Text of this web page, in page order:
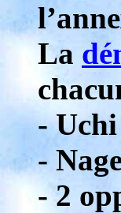
La
-
-
- 2